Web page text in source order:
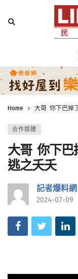
Home 大哥 你下巴掉
合作媒體
大哥 你下巴
逃之夭夭
記者爆料網
2024-07-09